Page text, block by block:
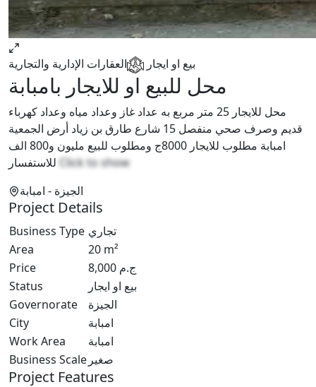
بيع او ايجار العقارات الإدارية والتجارية
محل للبيع او للايجار بامبابة
محل للايجار 25 متر مربع به عداد غاز وعداد مياه وعداد كهرباء
قديم وصرف صحي منفصل 15 شارع طارق بن زياد أرض الجمعية
امبابة مطلوب للايجار 8000ج ومطلوب للبيع مليون و800 الف
Click to show
الجيزة - امبابة
Project Details
Business Type تجاري
Area
20 m²
Price
8,000 ج.م
Status
بيع او ايجار
Governorate
الجيزة
City
امبابة
Work Area
امبابة
Business Scale صغير
Project Features